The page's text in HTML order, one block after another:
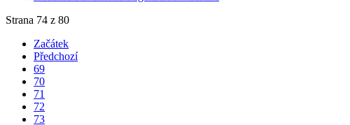
Strana 74 z 80
Začátek
Předchozí
69
70
71
72
73